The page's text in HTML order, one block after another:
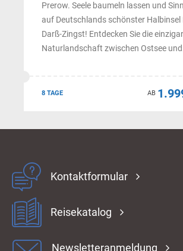
Prerow. Seele baumeln lassen und
auf Deutschlands schönster Halbinsel
Darß-Zingst! Entdecken Sie die
Naturlandschaft zwischen Ostsee
8 TAGE AB
Kontaktformular
Reisekatalog
Newsletteranmeldung